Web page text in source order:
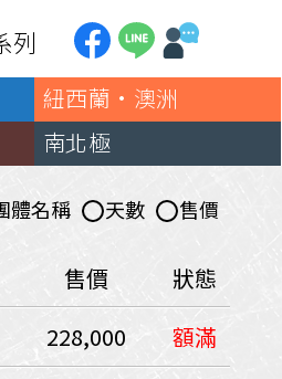
線
公園
卡回饋
卡回饋
卡回饋
/6期
列
紐西蘭·澳洲
南北極
售價
天數
體名稱
售價
狀態
額滿
228,000